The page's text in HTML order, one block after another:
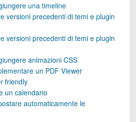
una timeline
versioni precedenti di temi e plugin
versioni precedenti di temi e plugin
animazioni CSS
un PDF Viewer
friendly
un calendario
automaticamente le